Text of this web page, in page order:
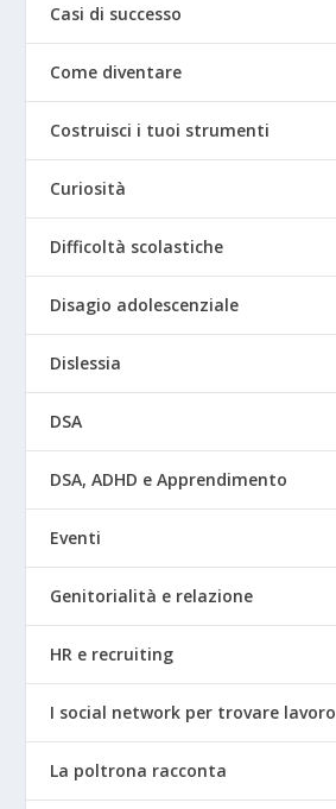
Casi di successo
Come diventare
Costruisci i tuoi strumenti
Curiosità
Difficoltà scolastiche
Disagio adolescenziale
Dislessia
DSA
DSA, ADHD e Apprendimento
Eventi
Genitorialità e relazione
HR e recruiting
I social network per trovare lavoro
La poltrona racconta